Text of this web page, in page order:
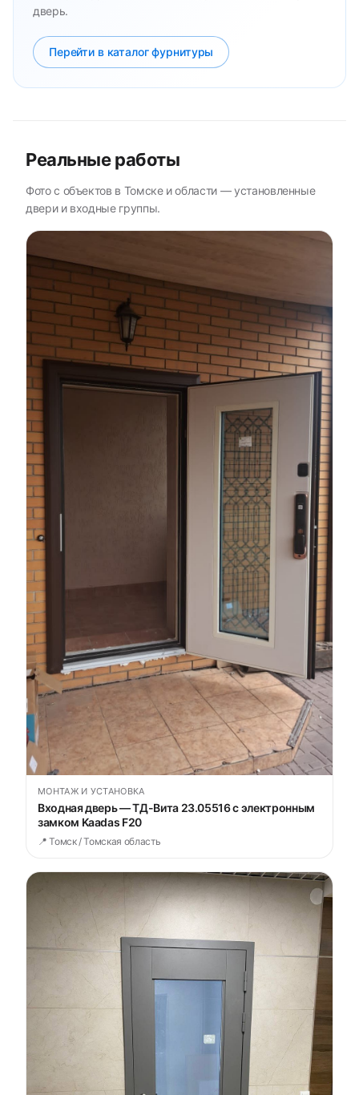
дверь.
Перейти в каталог фурнитуры
Реальные работы
Фото с объектов в Томске и области — установленные
двери и входные группы.
МОНТАЖ И УСТАНОВКА
Входная дверь — ТД-Вита 23.05516 с электронным
замком Kaadas F20
📍 Томск / Томская область